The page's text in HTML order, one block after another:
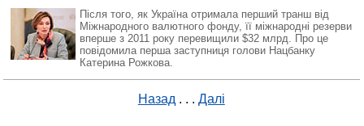
Після того, як Україна отримала перший транш від
Міжнародного валютного фонду, її міжнародні резерви
вперше з 2011 року перевищили $32 млрд. Про це
повідомила перша заступниця голови Нацбанку
Катерина Рожкова.
Назад . . . Далі